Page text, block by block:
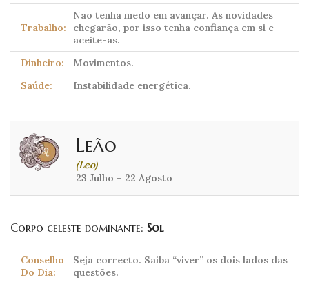
Trabalho:
Não tenha medo em avançar. As novidades
chegarão, por isso tenha confiança em si e
aceite-as.
Dinheiro:
Movimentos.
Saúde:
Instabilidade energética.
Leão
(Leo)
23 Julho – 22 Agosto
Corpo celeste dominante: Sol
Conselho
Do Dia:
Seja correcto. Saiba “viver” os dois lados das
questões.